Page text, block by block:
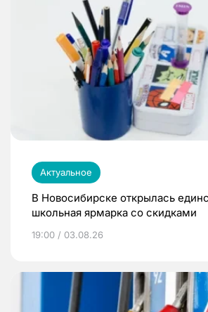
Актуальное
В Новосибирске открылась
школьная ярмарка со скидками
19:00 / 03.08.26